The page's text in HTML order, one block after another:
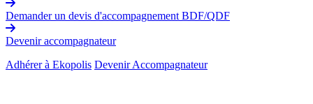
Demander un devis d'accompagnement BDF/QDF
Devenir accompagnateur
Adhérer à Ekopolis Devenir Accompagnateur